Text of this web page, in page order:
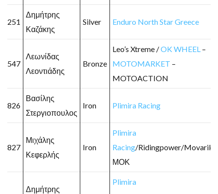
251
Δημήτρης
Καζάκης
Silver Enduro North Star Greece
547
Λεωνίδας
Λεοντιάδης
Bronze
Leo’s Xtreme /OK WHEEL –
MOTOMARKET –
MOTOACTION
826
Βασίλης
Στεργιοπουλος
Iron Plimira Racing
827
Μιχάλης
Κεφερλής
Iron
Plimira
Racing/Ridingpower/
ΜΟΚ
Δημήτρης
Plimira